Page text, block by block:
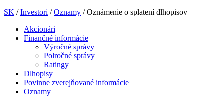
SK / Investori / Oznamy /Oznámenie o splatení dlhopisov
Akcionári
Finančné informácie
Výročné správy
Polročné správy
Ratingy
Dlhopisy
Povinne zverejňované informácie
Oznamy